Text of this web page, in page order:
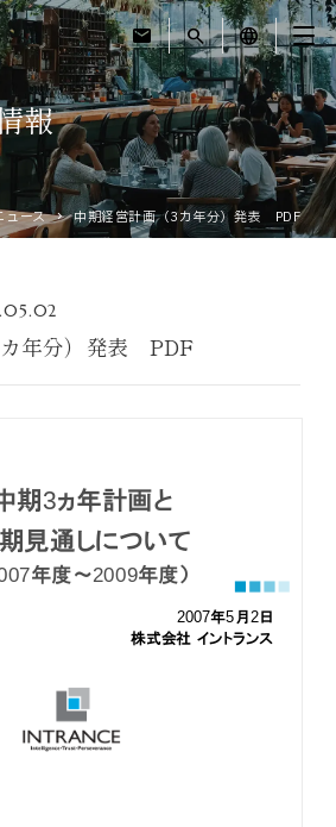
mail search language
報
ュース 中期経営計画（3カ年分）発表 PDF
年分）発表 PDF